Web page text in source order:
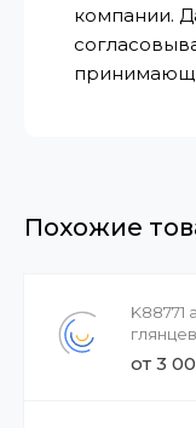
компании.
Похожие
K88771
от 3